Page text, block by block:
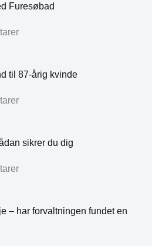
Furesøbad
til 87-årig kvinde
sikrer du dig
– har forvaltningen fundet en